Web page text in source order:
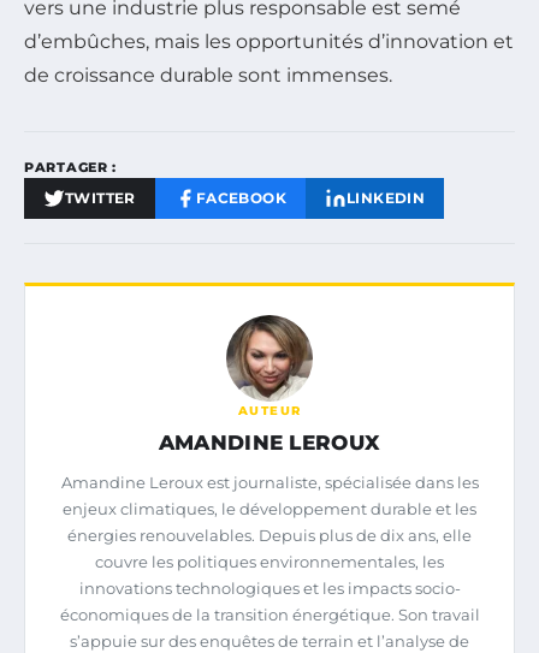
vers une industrie plus responsable est semé
d’embûches, mais les opportunités d’innovation et
de croissance durable sont immenses.
PARTAGER :
TWITTER FACEBOOK LINKEDIN
AUTEUR
AMANDINE LEROUX
Amandine Leroux est journaliste, spécialisée dans les
enjeux climatiques, le développement durable et les
énergies renouvelables. Depuis plus de dix ans, elle
couvre les politiques environnementales, les
innovations technologiques et les impacts socio-
économiques de la transition énergétique. Son travail
s’appuie sur des enquêtes de terrain et l’analyse de